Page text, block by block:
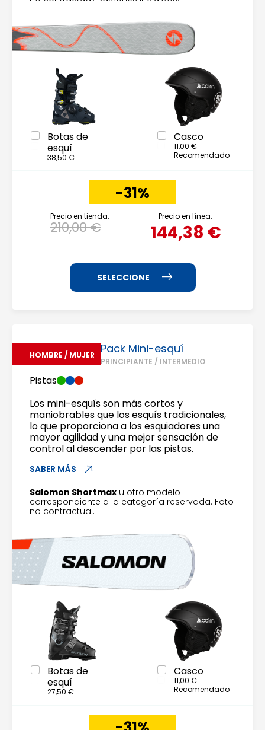
Botas de
esquí
38,50 €
Casco
11,00 €
Recomendado
-31%
Precio en tienda:
210,00 €
Precio en línea:
144,38 €
HOMBRE / MUJER Pack Mini-esquí
PRINCIPIANTE / INTERMEDIO
Pistas
Los mini-esquís son más cortos y
maniobrables que los esquís tradicionales,
lo que proporciona a los esquiadores una
mayor agilidad y una mejor sensación de
control al descender por las pistas.
SABER MÁS
Salomon Shortmax u otro modelo
correspondiente a la categoría reservada. Foto
no contractual.
Botas de
esquí
27,50 €
Casco
11,00 €
Recomendado